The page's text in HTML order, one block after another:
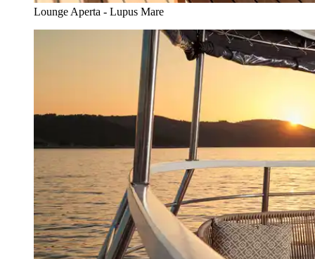
Lounge Aperta - Lupus Mare